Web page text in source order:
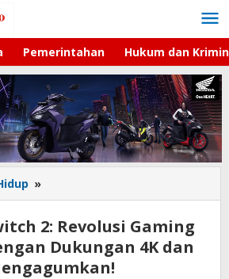
Pemerintahan Hukum dan
»
Switch
Revolusi
Gaming
Handheld
2: Revolusi Gaming
Dukungan 4K dan